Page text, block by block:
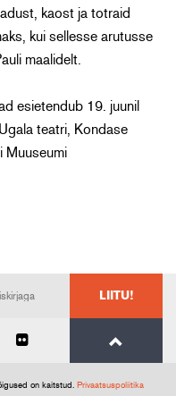
kaost ja totraid
kui sellesse arutusse
maalidelt.
esietendub 19. juunil
teatri, Kondase
Muuseumi
LIITU!
on kaitstud. Privaatsuspoliitika